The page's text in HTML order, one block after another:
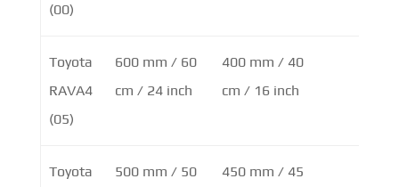
(00)
Toyota
RAVA4
(05)
600 mm / 60
cm / 24 inch
400 mm / 40
cm / 16 inch
Toyota
500 mm / 50
450 mm / 45